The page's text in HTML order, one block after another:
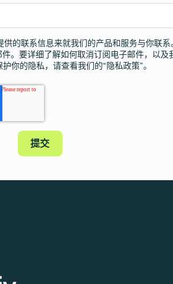
的联系信息来就我们的产品和服务与你联系
。要详细了解如何取消订阅电子邮件，以及
你的隐私，请查看我们的“隐私政策”。